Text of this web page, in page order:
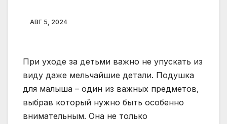
АВГ 5, 2024
При уходе за детьми важно не упускать из
виду даже мельчайшие детали. Подушка
для малыша – один из важных предметов,
выбрав который нужно быть особенно
внимательным. Она не только